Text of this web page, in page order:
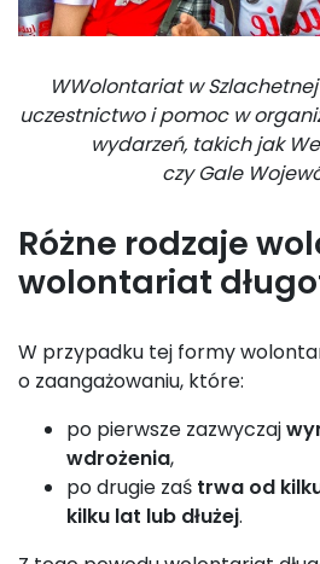
WWolontariat w
uczestnictwo i pomoc w
wydarzeń, takich jak
czy Gale
Różne rodzaje
wolontariat
W przypadku tej formy
o zaangażowaniu, które:
po pierwsze zazwyczaj
wdrożenia,
po drugie zaś trwa od
kilku lat lub dłużej.